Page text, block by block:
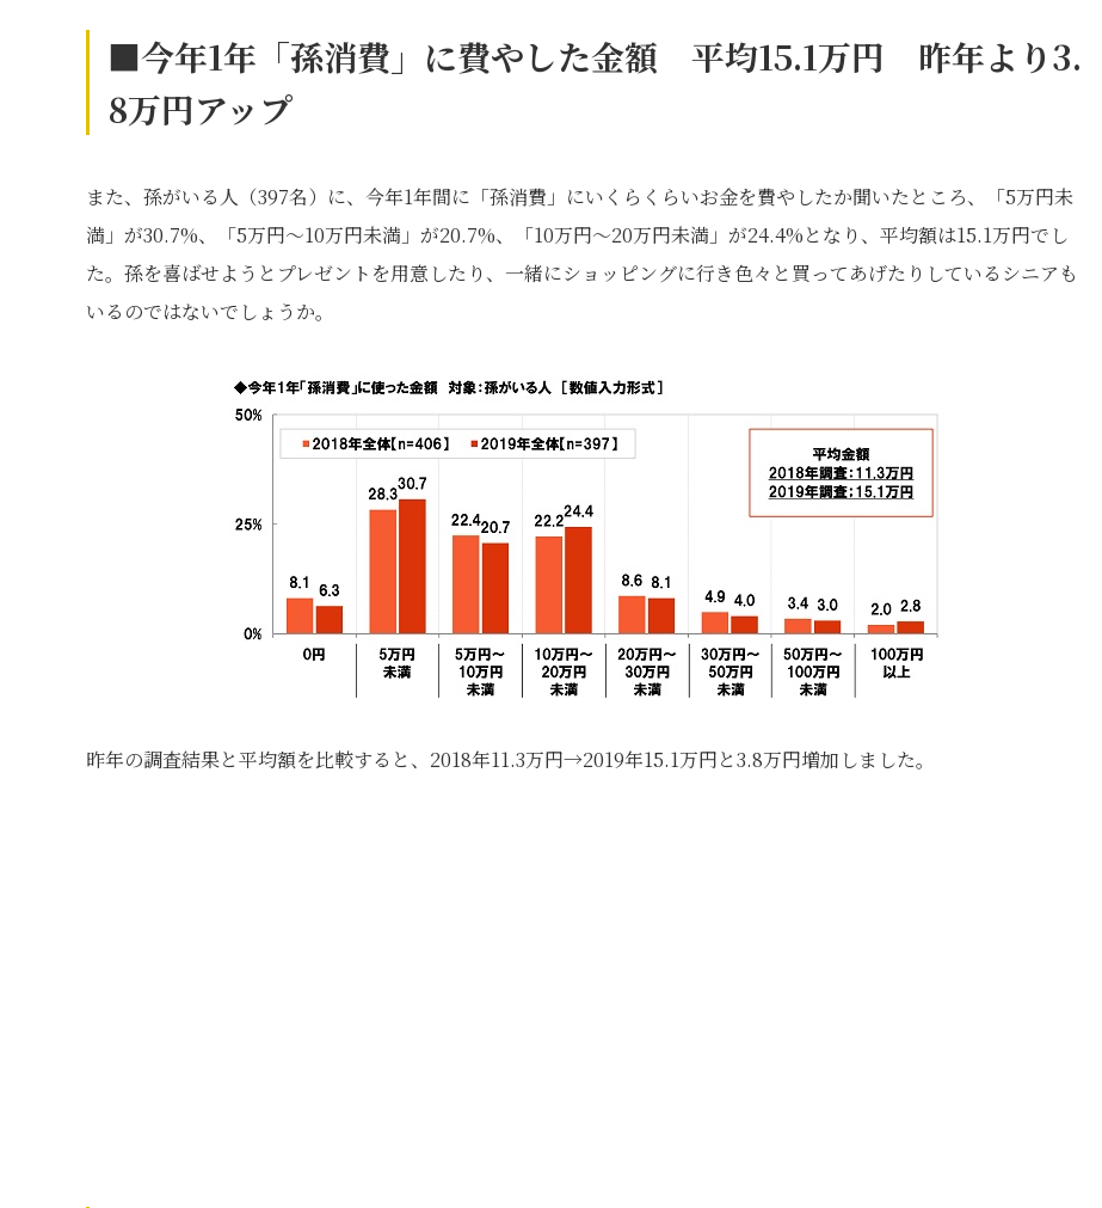
■今年1年「孫消費」に費やした金額 平均15.1万円 昨年より3.
8万円アップ
また、孫がいる人（397名）に、今年1年間に「孫消費」にいくらくらいお金を費やしたか聞いたところ、「5万円未
満」が30.7%、「5万円～10万円未満」が20.7%、「10万円～20万円未満」が24.4%となり、平均額は15.1万円でし
た。孫を喜ばせようとプレゼントを用意したり、一緒にショッピングに行き色々と買ってあげたりしているシニアも
いるのではないでしょうか。
昨年の調査結果と平均額を比較すると、2018年11.3万円→2019年15.1万円と3.8万円増加しました。